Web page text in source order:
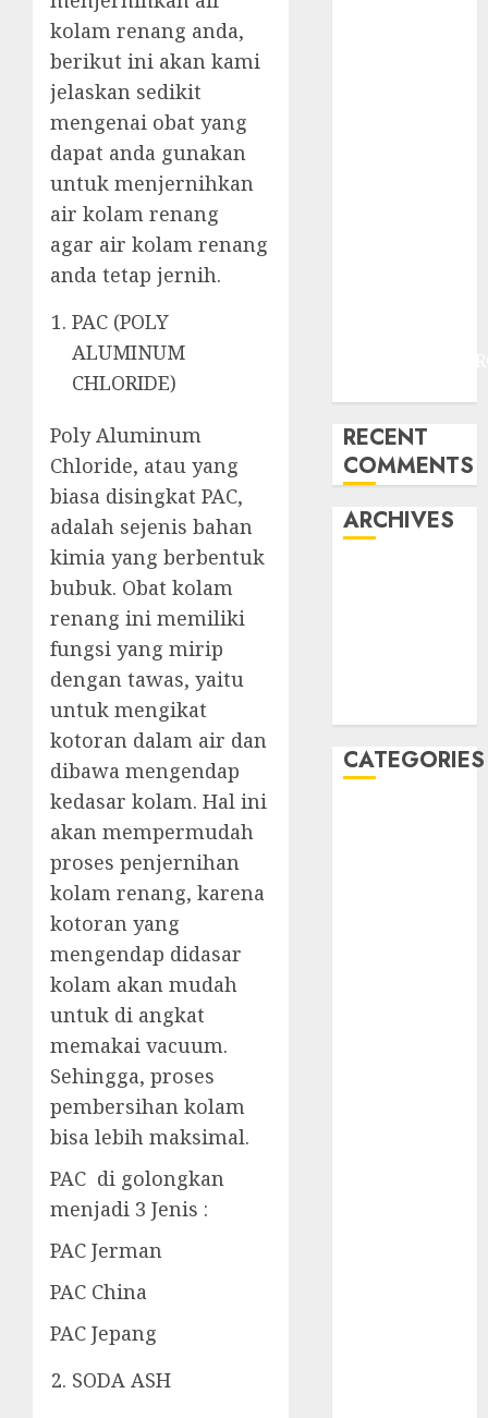
kolam renang anda,
berikut ini akan kami
jelaskan sedikit
mengenai obat yang
dapat anda gunakan
untuk menjernihkan
air kolam renang
agar air kolam renang
anda tetap jernih.
PAC (POLY
ALUMINUM
CHLORIDE)
Poly Aluminum
Chloride, atau yang
biasa disingkat PAC,
adalah sejenis bahan
kimia yang berbentuk
bubuk. Obat kolam
renang ini memiliki
fungsi yang mirip
dengan tawas, yaitu
untuk mengikat
kotoran dalam air dan
dibawa mengendap
kedasar kolam. Hal ini
akan mempermudah
proses penjernihan
kolam renang, karena
kotoran yang
mengendap didasar
kolam akan mudah
untuk di angkat
memakai vacuum.
Sehingga, proses
pembersihan kolam
bisa lebih maksimal.
PAC di golongkan
menjadi 3 Jenis :
PAC Jerman
PAC China
PAC Jepang
SODA ASH
RECENT
COMMENTS
ARCHIVES
CATEGORIES